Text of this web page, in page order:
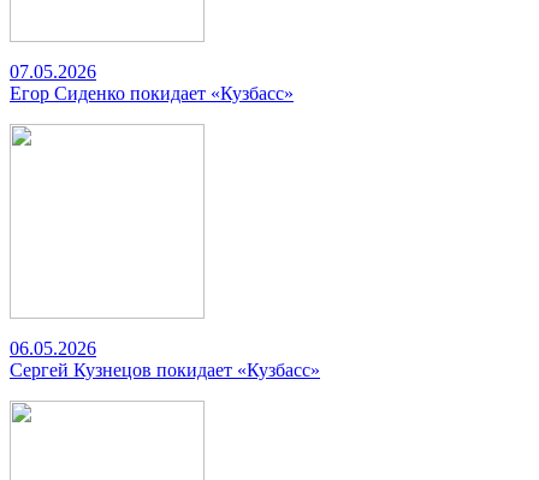
07.05.2026
Егор Сиденко покидает «Кузбасс»
06.05.2026
Сергей Кузнецов покидает «Кузбасс»